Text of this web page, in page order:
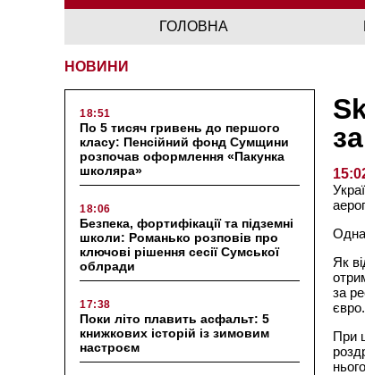
ГОЛОВНА
НОВИНИ
18:51
По 5 тисяч гривень до першого
класу: Пенсійний фонд Сумщини
розпочав оформлення «Пакунка
школяра»
18:06
Безпека, фортифікації та підземні
школи: Романько розповів про
ключові рішення сесії Сумської
облради
17:38
Поки літо плавить асфальт: 5
книжкових історій із зимовим
настроєм
Як
за
євро.
При